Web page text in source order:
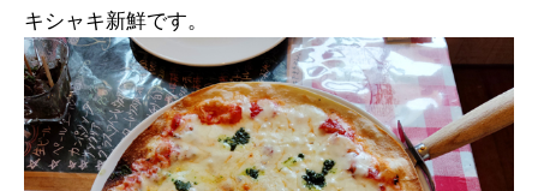
キシャキ新鮮です。